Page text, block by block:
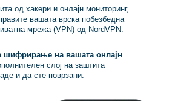
од хакери и онлајн мониторинг,
вашата врска побезбедна
мрежа (VPN) од NordVPN.
шифрирање на вашата онлајн
слој на заштита
и да сте поврзани.